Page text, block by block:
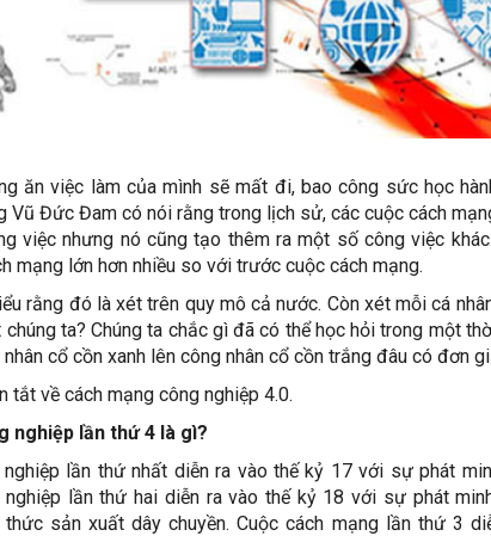
ăn việc làm của mình sẽ mất đi, bao công sức học
Vũ Đức Đam có nói rằng trong lịch sử, các cuộc cách
việc nhưng nó cũng tạo thêm ra một số công việc
mạng lớn hơn nhiều so với trước cuộc cách mạng.
rằng đó là xét trên quy mô cả nước. Còn xét mỗi cá
ta? Chúng ta chắc gì đã có thể học hỏi trong một
cổ cồn xanh lên công nhân cổ cồn trắng đâu có đơn
tắt về cách mạng công nghiệp 4.0.
nghiệp lần thứ 4 là gì?
nghiệp lần thứ nhất diễn ra vào thế kỷ 17 với sự phát
nghiệp lần thứ hai diễn ra vào thế kỷ 18 với sự phát
sản xuất dây chuyền. Cuộc cách mạng lần thứ 3